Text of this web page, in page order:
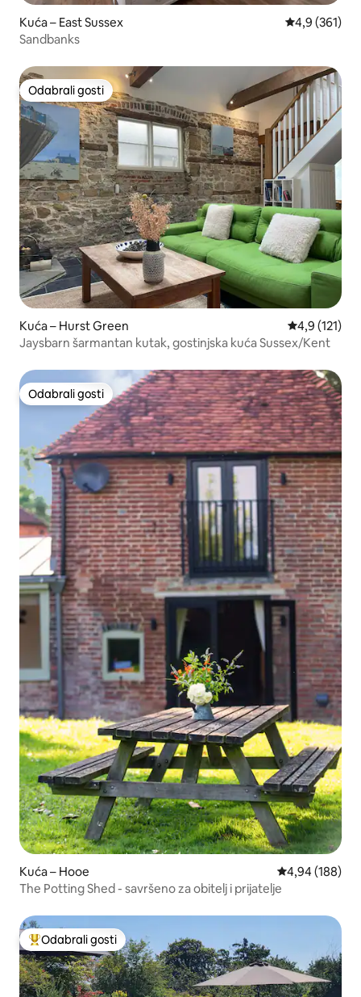
Kuća – East Sussex Prosječna
4,9 (361)
Sandbanks
Odabrali gosti
Odabrali gosti
Kuća – Hurst Green Prosječna
4,9 (121)
Jaysbarn šarmantan kutak, gostinjska kuća Sussex/Kent
Odabrali gosti
Odabrali gosti
Kuća – Hooe Prosječna
4,94 (188)
The Potting Shed - savršeno za obitelj i prijatelje
Među najviše rangiranima s oznakom „Odabrali gosti”
Odabrali gosti